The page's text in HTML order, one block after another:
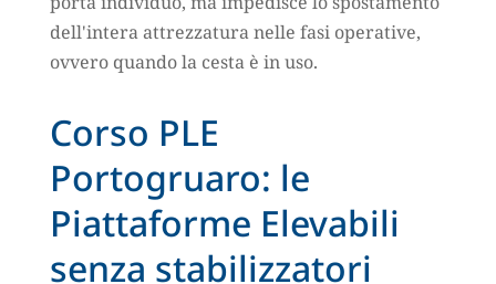
dell'intera attrezzatura nelle fasi operative,
ovvero quando la cesta è in uso.
Corso PLE
Portogruaro: le
Piattaforme Elevabili
senza stabilizzatori